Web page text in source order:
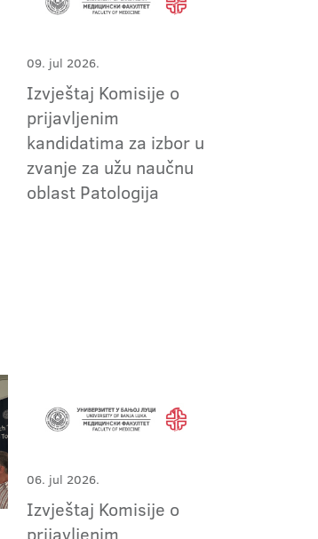
09. jul 2026.
Izvještaj Komisije o
prijavljenim
kandidatima za izbor u
zvanje za užu naučnu
oblast Patologija
06. jul 2026.
Izvještaj Komisije o